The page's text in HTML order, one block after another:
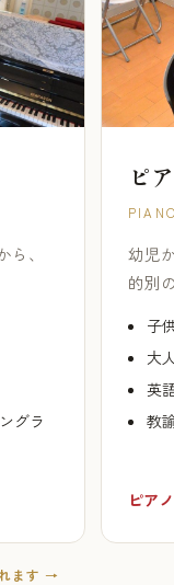
、
グラ
ピ
幼児
的別
子
大
英
教
ピア
ます →